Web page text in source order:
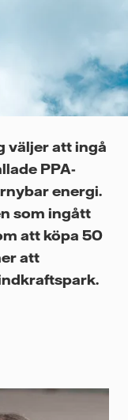
väljer att ingå
PPA-
energi.
som ingått
att köpa 50
att